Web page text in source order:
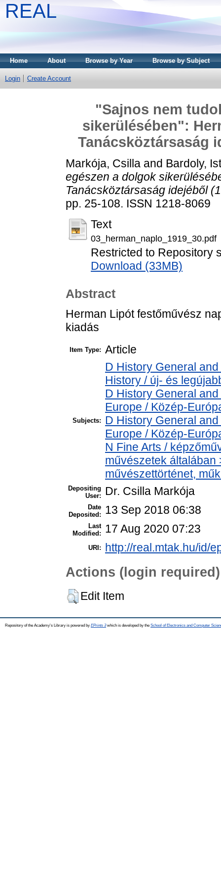
REAL
Home About Browse by Year Browse by Subject
Login Create Account
"Sajnos nem
sikerülésében":
Tanácsköztársaság
Markója, Csilla and Bardoly,
egészen a dolgok
Tanácsköztársaság idejéből
pp. 25-108. ISSN 1218-8069
Text
03_herman_naplo_1919_30.pdf
Restricted to Repository
Download (33MB)
Abstract
Herman Lipót festőművész
kiadás
Item Type: Article
Subjects:
D History General
History / új- és
D History General
Europe / Közép-
D History General
Europe / Közép-
N Fine Arts /
művészetek általában
művészettörténet,
Depositing
User:
Dr. Csilla Markója
Date
Deposited:
13 Sep 2018 06:38
Last
Modified:
17 Aug 2020 07:23
URI: http://real.mtak.hu/id/
Actions (login required)
Edit Item
Repository of the Academy's Library is powered by EPrints 3which is developed by the School of Electronics and Computer